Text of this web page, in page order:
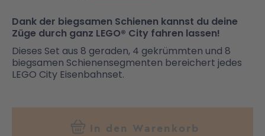
Dank der biegsamen Schienen kannst du deine
Züge durch ganz LEGO® City fahren lassen!
Dieses Set aus 8 geraden, 4 gekrümmten und 8
biegsamen Schienensegmenten bereichert jedes
LEGO City Eisenbahnset.
In den Warenkorb